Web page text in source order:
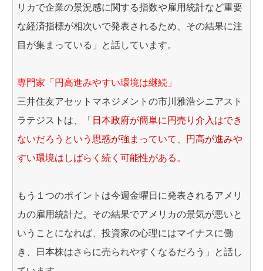
リカで企業の景況感に関する指数や雇用統計など重要
な経済指標が相次いで発表されるため、その結果に注
目が集まっている」と話しています。
専門家「円高進みやすい環境は継続」
三井住友アセットマネジメントの市川雅浩シニアスト
ラテジストは、「 日本政府が簡単に円売り介入はでき
ないだろうという思惑が強まっていて、円高が進みや
すい環境はしばらく続く可能性がある。
もう１つのポイントは今週金曜日に発表されるアメリ
カの雇用統計だ。その結果でアメリカの景気が悪いと
いうことになれば、投資家の心理にはマイナスに働
き、日本株はさらに売られやすくなるだろう」と話し